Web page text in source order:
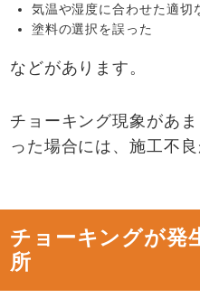
気温や湿度に合わせた適切
塗料の選択を誤った
などがあります。
チョーキング現象があ
った場合には、施工不良
チョーキングが発
所